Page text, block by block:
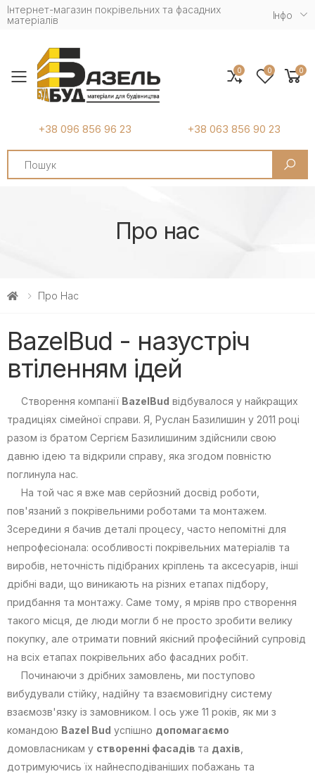
Інтернет-магазин покрівельних та фасадних
матеріалів
Iнфо
Toggle mobile menu
+38 096 856 96 23 +38 063 856 90 23
Search
0 0 0
Про нас
Про Нас
BazelBud - назустріч
втіленням ідей
Створення компанії BazelBud відбувалося у найкращих
традиціях сімейної справи. Я, Руслан Базилишин у 2011 році
разом із братом Сергієм Базилишиним здійснили свою
давню ідею та відкрили справу, яка згодом повністю
поглинула нас.
На той час я вже мав серйозний досвід роботи,
пов'язаний з покрівельними роботами та монтажем.
Зсередини я бачив деталі процесу, часто непомітні для
непрофесіонала: особливості покрівельних матеріалів та
виробів, неточність підібраних кріплень та аксесуарів, інші
дрібні вади, що виникають на різних етапах підбору,
придбання та монтажу. Саме тому, я мріяв про створення
такого місця, де люди могли б не просто зробити велику
покупку, але отримати повний якісний професійний супровід
на всіх етапах покрівельних або фасадних робіт.
Починаючи з дрібних замовлень, ми поступово
вибудували стійку, надійну та взаємовигідну систему
взаємозв'язку із замовником. І ось уже 11 років, як ми з
командою Bazel Bud успішно допомагаємо
домовласникам у створенні фасадів та дахів
дотримуючись їх найнесподіваніших побажань та